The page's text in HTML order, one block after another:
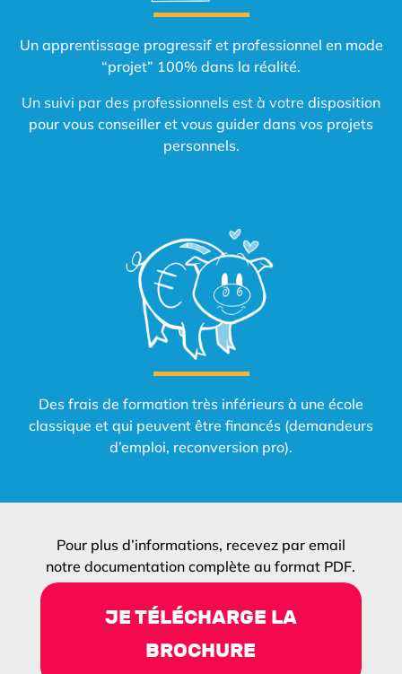
Un apprentissage progressif et professionnel en mode
“projet” 100% dans la réalité.
Un suivi par des professionnels est à votre disposition
pour vous conseiller et vous guider dans vos projets
personnels.
Des frais de formation très inférieurs à une école
classique et qui peuvent être financés (demandeurs
d’emploi, reconversion pro).
Pour plus d’informations, recevez par email
notre documentation complète au format PDF.
JE TÉLÉCHARGE LA
BROCHURE